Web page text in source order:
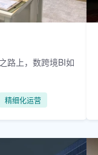
路上，数跨境BI如
精细化运营